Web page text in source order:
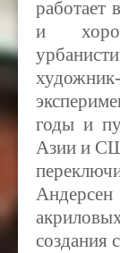
работает
и
годы и
Азии и
создания